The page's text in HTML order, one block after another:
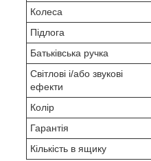
Колеса
Підлога
Батьківська ручка
Світлові і/або звукові
ефекти
Колір
Гарантія
Кількість в ящику